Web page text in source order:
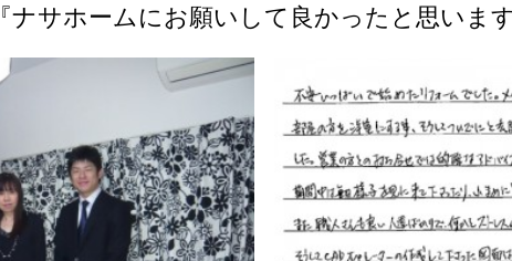
『ナサホームにお願いして良かったと思いま